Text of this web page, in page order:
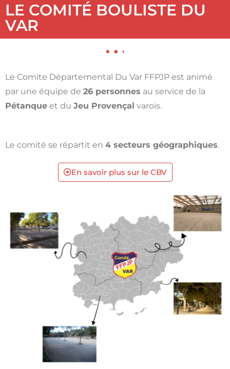
LE COMITÉ BOULISTE DU
VAR
Le Comite Départemental Du Var FFPJP est animé
par une équipe de 26 personnes au service de la
Pétanque et du Jeu Provençal varois.
Le comité se répartit en 4 secteurs géographiques.
En savoir plus sur le CBV